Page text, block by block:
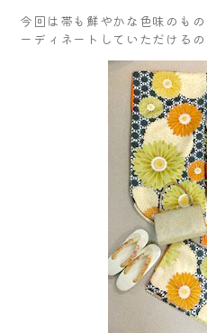
今回は帯も鮮やかな色味のも
ーディネートしていただける